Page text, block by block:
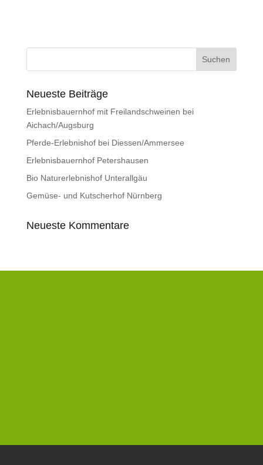
Neueste Beiträge
Erlebnisbauernhof mit Freilandschweinen bei
Aichach/Augsburg
Pferde-Erlebnishof bei Diessen/Ammersee
Erlebnisbauernhof Petershausen
Bio Naturerlebnishof Unterallgäu
Gemüse- und Kutscherhof Nürnberg
Neueste Kommentare